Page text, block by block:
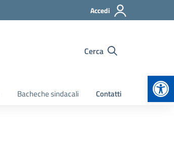
Accedi
Cerca
Bacheche sindacali Contatti